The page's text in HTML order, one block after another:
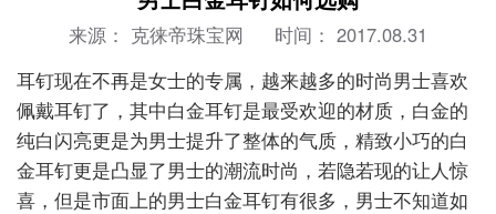
来源： 克徕帝珠宝网 时间： 2017.08.31
耳钉现在不再是女士的专属，越来越多的时尚男士喜欢
佩戴耳钉了，其中白金耳钉是最受欢迎的材质，白金的
纯白闪亮更是为男士提升了整体的气质，精致小巧的白
金耳钉更是凸显了男士的潮流时尚，若隐若现的让人惊
喜，但是市面上的男士白金耳钉有很多，男士不知道如